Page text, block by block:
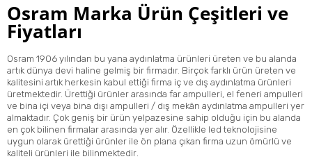
Osram Marka Ürün Çeşitleri ve
Fiyatları
Osram 1906 yılından bu yana aydınlatma ürünleri üreten ve bu alanda
artık dünya devi haline gelmiş bir firmadır. Birçok farklı ürün üreten ve
kalitesini artık herkesin kabul ettiği firma iç ve dış aydınlatma ürünleri
üretmektedir. Ürettiği ürünler arasında far ampulleri, el feneri ampulleri
ve bina içi veya bina dışı ampulleri / dış mekân aydınlatma ampulleri yer
almaktadır. Çok geniş bir ürün yelpazesine sahip olduğu için bu alanda
en çok bilinen firmalar arasında yer alır. Özellikle led teknolojisine
uygun olarak ürettiği ürünler ile ön plana çıkan firma uzun ömürlü ve
kaliteli ürünleri ile bilinmektedir